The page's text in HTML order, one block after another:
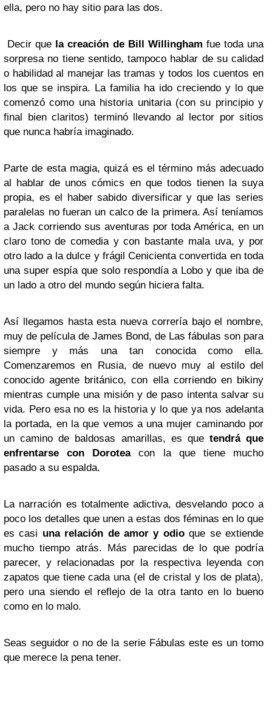
ella, pero no hay sitio para las dos.
Decir que la creación de Bill Willingham fue toda una
sorpresa no tiene sentido, tampoco hablar de su calidad
o habilidad al manejar las tramas y todos los cuentos en
los que se inspira. La familia ha ido creciendo y lo que
comenzó como una historia unitaria (con su principio y
final bien claritos) terminó llevando al lector por sitios
que nunca habría imaginado.
Parte de esta magia, quizá es el término más adecuado
al hablar de unos cómics en que todos tienen la suya
propia, es el haber sabido diversificar y que las series
paralelas no fueran un calco de la primera. Así teníamos
a Jack corriendo sus aventuras por toda América, en un
claro tono de comedia y con bastante mala uva, y por
otro lado a la dulce y frágil Cenicienta convertida en toda
una super espía que solo respondía a Lobo y que iba de
un lado a otro del mundo según hiciera falta.
Así llegamos hasta esta nueva correría bajo el nombre,
muy de película de James Bond, de Las fábulas son para
siempre y más una tan conocida como ella.
Comenzaremos en Rusia, de nuevo muy al estilo del
conocido agente británico, con ella corriendo en bikiny
mientras cumple una misión y de paso intenta salvar su
vida. Pero esa no es la historia y lo que ya nos adelanta
la portada, en la que vemos a una mujer caminando por
un camino de baldosas amarillas, es que tendrá que
enfrentarse con Doroteacon la que tiene mucho
pasado a su espalda.
La narración es totalmente adictiva, desvelando poco a
poco los detalles que unen a estas dos féminas en lo que
es casi una relación de amor y odioque se extiende
mucho tiempo atrás. Más parecidas de lo que podría
parecer, y relacionadas por la respectiva leyenda con
zapatos que tiene cada una (el de cristal y los de plata),
pero una siendo el reflejo de la otra tanto en lo bueno
como en lo malo.
Seas seguidor o no de la serie Fábulas este es un tomo
que merece la pena tener.